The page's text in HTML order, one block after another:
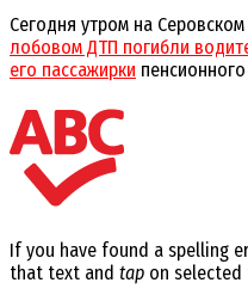
Сегодня утром на
лобовом ДТП погибли
его пассажирки
If you have found a spelling
that text and tap on selected